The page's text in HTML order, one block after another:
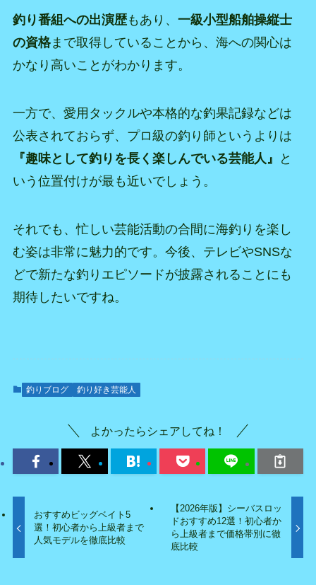
釣り番組への出演歴もあり、 一級小型船舶操縦士
の資格まで取得していることから、海への関心は
かなり高いことがわかります。
一方で、愛用タックルや本格的な釣果記録などは
公表されておらず、プロ級の釣り師というよりは
『趣味として釣りを長く楽しんでいる芸能人』
と
いう位置付けが最も近いでしょう。
それでも、忙しい芸能活動の合間に海釣りを楽し
む姿は非常に魅力的です。今後、テレビやSNSな
どで新たな釣りエピソードが披露されることにも
期待したいですね。
釣りブログ 釣り好き芸能人
よかったらシェアしてね！
おすすめビッグベイト5
選！初心者から上級者まで
人気モデルを徹底比較
【2026年版】シーバスロッ
ドおすすめ12選！初心者か
ら上級者まで価格帯別に徹
底比較